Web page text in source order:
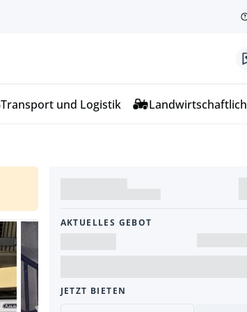
Transport und Logistik Landwirtschaftlich
AKTUELLES GEBOT
JETZT BIETEN